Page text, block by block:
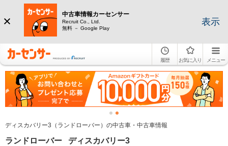
中古車情報カーセンサー
Recruit Co., Ltd.
無料 － Google Play
表示
履歴 お気に入り メニュー
ディスカバリー3（ランドローバー）の中古車・中古車情報
ランドローバー ディスカバリー3